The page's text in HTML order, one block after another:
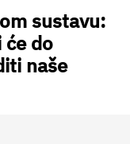
sustavu:
će do
naše